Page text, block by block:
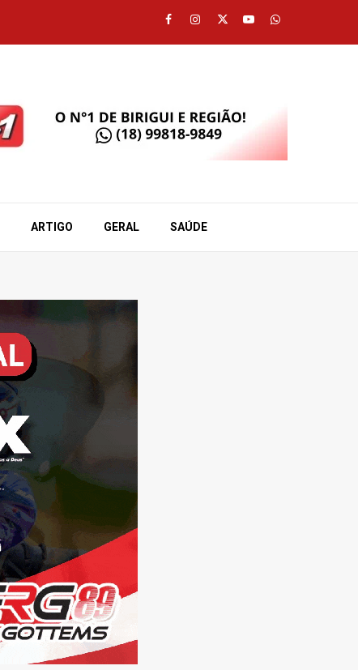
Facebook
Instagram
TwitterYoutubeWhatsapp
ARTIGO GERAL SAÚDE